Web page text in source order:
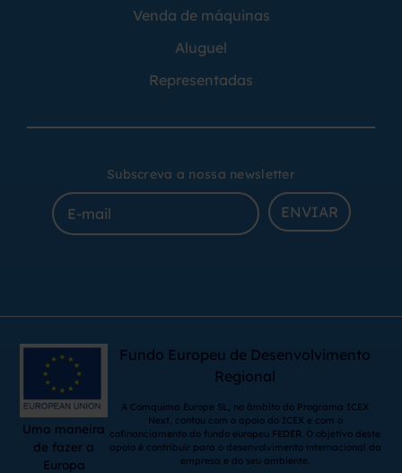
Venda de máquinas
Aluguel
Representadas
Subscreva a nossa newsletter
ENVIAR
Uma maneira
de fazer a
Europa
Fundo Europeu de Desenvolvimento
Regional
A Comquima Europe SL, no âmbito do Programa ICEX
Next, contou com o apoio do ICEX e com o
cofinanciamento do fundo europeu FEDER. O objetivo deste
apoio é contribuir para o desenvolvimento internacional da
empresa e do seu ambiente.